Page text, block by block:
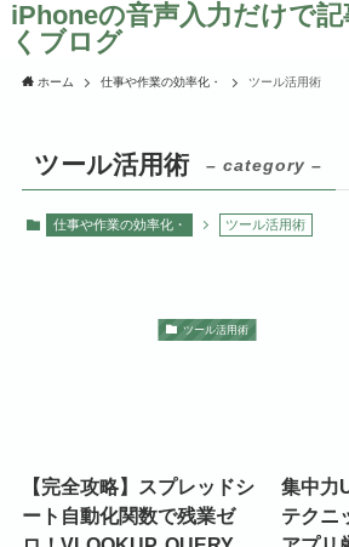
iPhoneの音声入力だけで
くブログ
ホーム 仕事や作業の効率化・ ツール活用術
ツール活用術 – category –
仕事や作業の効率化・ ツール活用術
ツール活用術
【完全攻略】スプレッドシ
ート自動化関数で残業ゼ
集中力
テクニ